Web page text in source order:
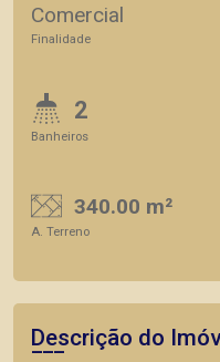
Comercial
Finalidade
2
Banheiros
340.00 m²
A. Terreno
Descrição do